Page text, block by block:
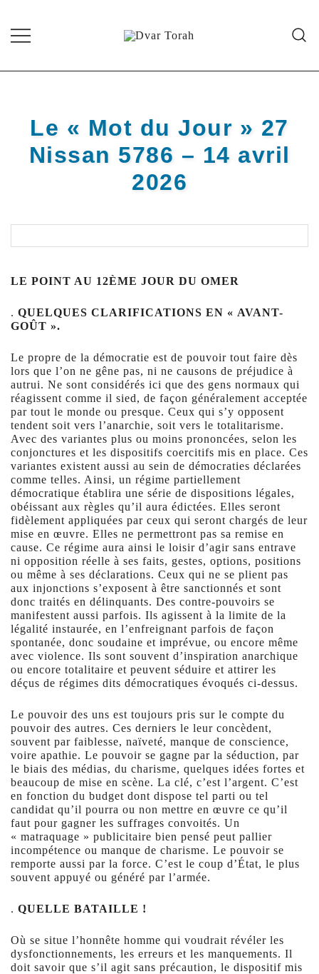
content
Le « Mot du Jour » 27
Nissan 5786 – 14 avril
2026
LE POINT AU 12ÈME JOUR DU OMER
. QUELQUES CLARIFICATIONS EN « AVANT-
GOÛT ».
Le propre de la démocratie est de pouvoir tout faire dès
lors que l’on ne gêne pas, ni ne causons de préjudice à
autrui. Ne sont considérés ici que des gens normaux qui
réagissent comme il sied, de façon généralement acceptée
par tout le monde ou presque. Ceux qui s’y opposent
tendent soit vers l’anarchie, soit vers le totalitarisme.
Avec des variantes plus ou moins prononcées, selon les
conjonctures et les dispositifs coercitifs mis en place. Ces
variantes existent aussi au sein de démocraties déclarées
comme telles. Ainsi, un régime partiellement
démocratique établira une série de dispositions légales,
obéissant aux règles qu’il aura édictées. Elles seront
fidèlement appliquées par ceux qui seront chargés de leur
mise en œuvre. Elles ne permettront pas sa remise en
cause. Ce régime aura ainsi le loisir d’agir sans entrave
ni opposition réelle à ses faits, gestes, options, positions
ou même à ses déclarations. Ceux qui ne se plient pas
aux injonctions s’exposent à être sanctionnés et sont
donc traités en délinquants. Des contre-pouvoirs se
manifestent aussi parfois. Ils agissent à la limite de la
légalité instaurée, en l’enfreignant parfois de façon
spontanée, donc soudaine et imprévue, ou encore même
avec violence. Ils sont souvent d’inspiration anarchique
ou encore totalitaire et peuvent séduire et attirer les
déçus de régimes dits démocratiques évoqués ci-dessus.
Le pouvoir des uns est toujours pris sur le compte du
pouvoir des autres. Ces derniers le leur concèdent,
souvent par faiblesse, naïveté, manque de conscience,
voire apathie. Le pouvoir se gagne par la séduction, par
le biais des médias, du charisme, quelques idées fortes et
beaucoup de mise en scène. La clé, c’est l’argent. C’est
en fonction du budget dont dispose tel parti ou tel
candidat qu’il pourra ou non mettre en œuvre ce qu’il
faut pour gagner les suffrages convoités. Un
« matraquage » publicitaire bien pensé peut pallier
incompétence ou manque de charisme. Le pouvoir se
remporte aussi par la force. C’est le coup d’État, le plus
souvent appuyé ou généré par l’armée.
. QUELLE BATAILLE !
Où se situe l’honnête homme qui voudrait révéler les
dysfonctionnements, les erreurs et les manquements. Il
doit savoir que s’il agit sans précaution, le dispositif mis